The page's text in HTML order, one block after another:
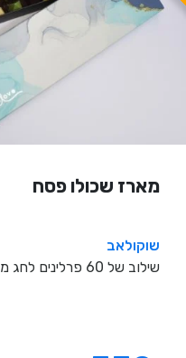
מארז שכולו פסח
שוקולאב
שילוב של 60 פרלינים לחג מעל הסוגים